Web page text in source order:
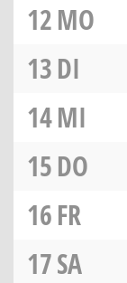
12MO
13DI
14MI
15DO
16FR
17SA